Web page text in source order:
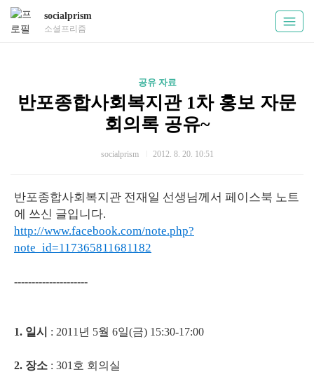
socialprism
소셜프리즘
공유 자료
반포종합사회복지관 1차 홍보 자문
회의록 공유~
socialprism 2012. 8. 20. 10:51
반포종합사회복지관 전재일 선생님께서 페이스북 노트
에 쓰신 글입니다.
http://www.facebook.com/note.php?
note_id=117365811681182
---------------------
1. 일시 : 2011년 5월 6일(금) 15:30-17:00
2. 장소 : 301호 회의실